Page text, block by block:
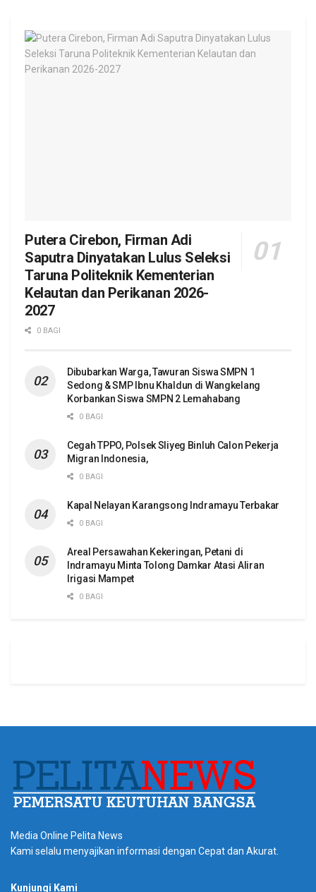
Putera Cirebon, Firman Adi
Saputra Dinyatakan Lulus Seleksi
Taruna Politeknik Kementerian
Kelautan dan Perikanan 2026-
2027
0 BAGI
Dibubarkan Warga, Tawuran Siswa SMPN 1
Sedong & SMP Ibnu Khaldun di Wangkelang
Korbankan Siswa SMPN 2 Lemahabang
0 BAGI
Cegah TPPO, Polsek Sliyeg Binluh Calon Pekerja
Migran Indonesia,
0 BAGI
Kapal Nelayan Karangsong Indramayu Terbakar
0 BAGI
Areal Persawahan Kekeringan, Petani di
Indramayu Minta Tolong Damkar Atasi Aliran
Irigasi Mampet
0 BAGI
Media Online Pelita News
Kami selalu menyajikan informasi dengan Cepat dan Akurat.
Kunjungi Kami